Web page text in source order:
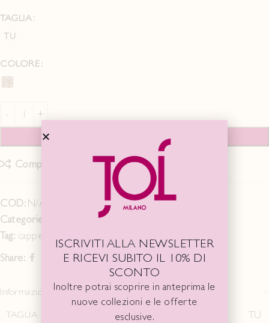
TAGLIA
TU
COLORE
AGGIUNGI AL CARRELLO
Compare Add to wishlist
COD: N/A
Categorie:
FALL WINTER 24/25
Tag: cappello
Share:
Informazioni aggiuntive
TAGLIA
TU
ISCRIVITI ALLA NEWSLETTER
E RICEVI SUBITO IL 10% DI
SCONTO
Inoltre potrai scoprire in anteprima le
nuove collezioni e le offerte
esclusive.